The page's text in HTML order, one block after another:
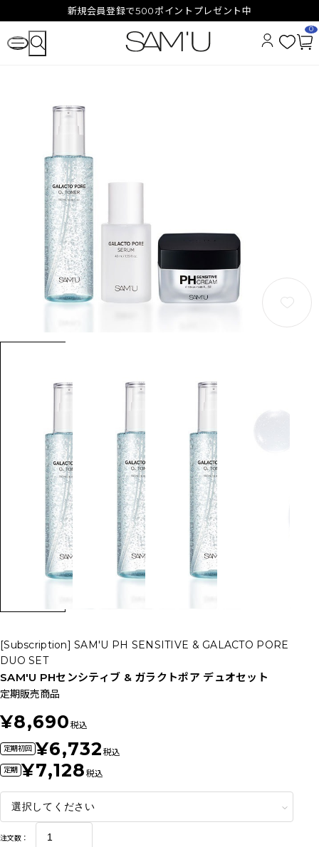
新規会員登録で500ポイントプレゼント中
0
[Subscription] SAM'U PH SENSITIVE & GALACTO PORE
DUO SET
SAM'U PHセンシティブ & ガラクトポア デュオセット
定期販売商品
¥8,690 税込
定期初回 ¥6,732 税込
定期 ¥7,128 税込
注文数：